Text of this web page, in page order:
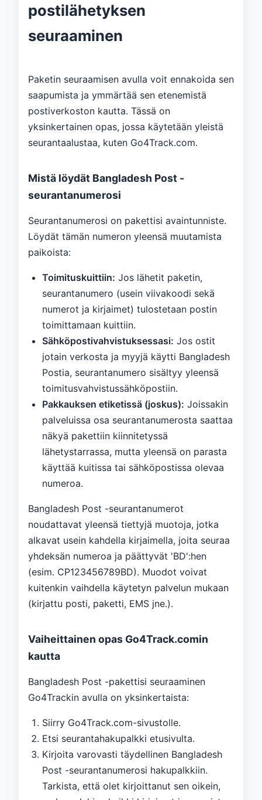
postilähetyksen
seuraaminen
Paketin seuraamisen avulla voit ennakoida sen
saapumista ja ymmärtää sen etenemistä
postiverkoston kautta. Tässä on
yksinkertainen opas, jossa käytetään yleistä
seurantaalustaa, kuten Go4Track.com.
Mistä löydät Bangladesh Post -
seurantanumerosi
Seurantanumerosi on pakettisi avaintunniste.
Löydät tämän numeron yleensä muutamista
paikoista:
Toimituskuittiin: Jos lähetit paketin,
seurantanumero (usein viivakoodi sekä
numerot ja kirjaimet) tulostetaan postin
toimittamaan kuittiin.
Sähköpostivahvistuksessasi: Jos ostit
jotain verkosta ja myyjä käytti Bangladesh
Postia, seurantanumero sisältyy yleensä
toimitusvahvistussähköpostiin.
Pakkauksen etiketissä (joskus): Joissakin
palveluissa osa seurantanumerosta saattaa
näkyä pakettiin kiinnitetyssä
lähetystarrassa, mutta yleensä on parasta
käyttää kuitissa tai sähköpostissa olevaa
numeroa.
Bangladesh Post -seurantanumerot
noudattavat yleensä tiettyjä muotoja, jotka
alkavat usein kahdella kirjaimella, joita seuraa
yhdeksän numeroa ja päättyvät 'BD':hen
(esim. CP123456789BD). Muodot voivat
kuitenkin vaihdella käytetyn palvelun mukaan
(kirjattu posti, paketti, EMS jne.).
Vaiheittainen opas Go4Track.comin
kautta
Bangladesh Post -pakettisi seuraaminen
Go4Trackin avulla on yksinkertaista:
Siirry Go4Track.com-sivustolle.
Etsi seurantahakupalkki etusivulta.
Kirjoita varovasti täydellinen Bangladesh
Post -seurantanumerosi hakupalkkiin.
Tarkista, että olet kirjoittanut sen oikein,